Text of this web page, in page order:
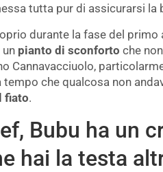
tutta pur di assicurarsi la
durante la fase del
pianto di sconforto che
Cannavacciuolo,
che qualcosa non
fiato.
Bubu ha un
hai la testa